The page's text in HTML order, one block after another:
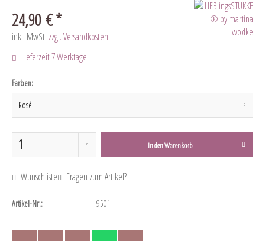
24,90 € *
inkl. MwSt. zzgl. Versandkosten
Lieferzeit 7 Werktage
Farben:
In denWarenkorb
Wunschliste Fragen zum Artikel?
Artikel-Nr.: 9501